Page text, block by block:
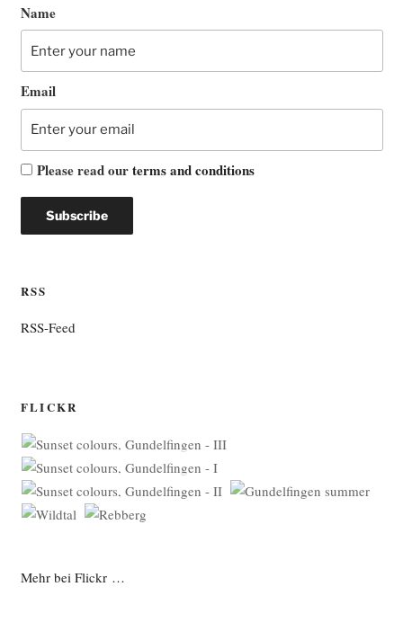
Name
Email
Please read ourterms and conditions
RSS
RSS-Feed
FLICKR
Mehr bei Flickr …